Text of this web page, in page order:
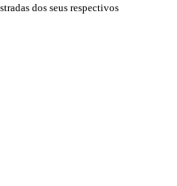
dos seus respectivos